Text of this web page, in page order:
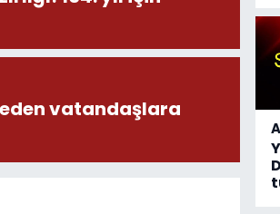
vatandaşlara